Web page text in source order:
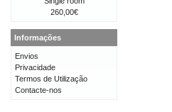
260,00€
Informações
Envios
Privacidade
Termos de Utilização
Contacte-nos